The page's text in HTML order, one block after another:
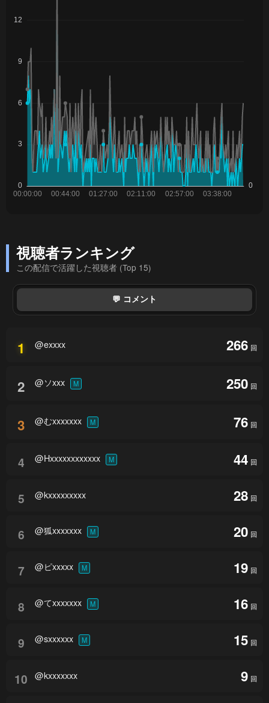
視聴者ランキング
この配信で活躍した視聴者 (Top 15)
💬 コメント
1 @exxxx 266 回
2 @ソxxx M 250 回
3 @むxxxxxxx M 76 回
4 @Hxxxxxxxxxxxx M 44 回
5 @kxxxxxxxxx 28 回
6 @狐xxxxxxx M 20 回
7 @ピxxxxx M 19 回
8 @てxxxxxxx M 16 回
9 @sxxxxxx M 15 回
10 @kxxxxxxx 9 回